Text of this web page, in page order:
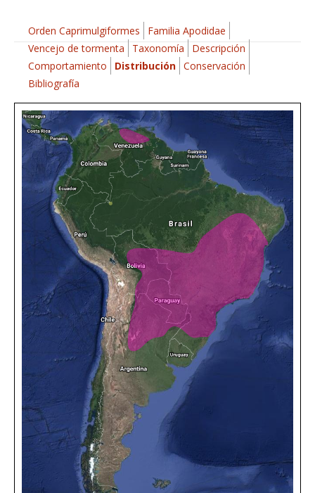
Orden Caprimulgiformes
Familia Apodidae
Vencejo de tormenta
Taxonomía
Descripción
Comportamiento
Distribución Conservación
Bibliografía